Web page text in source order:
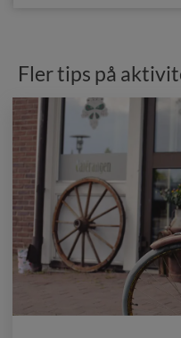
Fler tips på